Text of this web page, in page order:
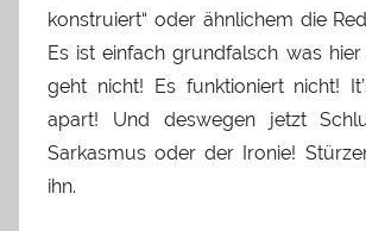
konstruiert“ oder ähnlichem die
Es ist einfach grundfalsch was hier
geht nicht! Es funktioniert nicht!
apart! Und deswegen jetzt
Sarkasmus oder der Ironie!
ihn.